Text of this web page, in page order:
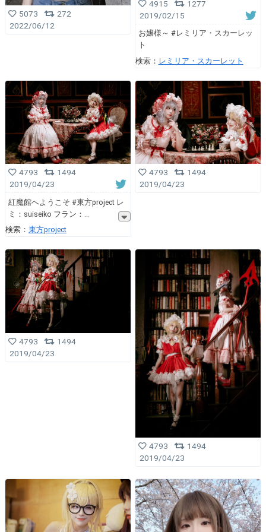
5073
272
2022/06/12
4915
1277
2019/02/15
お嬢様～ #レミリア・スカーレッ
ト
検索： レミリア・スカーレット
4793
1494
2019/04/23
紅魔館へようこそ #東方project レ
ミ：suiseiko フラン：
検索： 東方project
4793
1494
2019/04/23
4793
1494
2019/04/23
4793
1494
2019/04/23